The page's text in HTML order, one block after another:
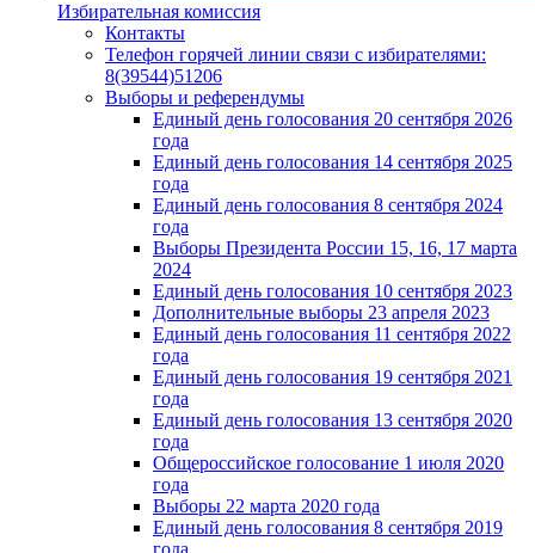
Избирательная комиссия
Контакты
Телефон горячей линии связи с избирателями:
8(39544)51206
Выборы и референдумы
Единый день голосования 20 сентября 2026
года
Единый день голосования 14 сентября 2025
года
Единый день голосования 8 сентября 2024
года
Выборы Президента России 15, 16, 17 марта
2024
Единый день голосования 10 сентября 2023
Дополнительные выборы 23 апреля 2023
Единый день голосования 11 сентября 2022
года
Единый день голосования 19 сентября 2021
года
Единый день голосования 13 сентября 2020
года
Общероссийское голосование 1 июля 2020
года
Выборы 22 марта 2020 года
Единый день голосования 8 сентября 2019
года